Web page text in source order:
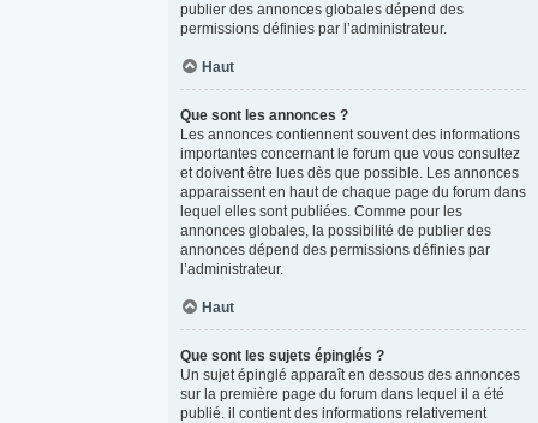
publier des annonces globales dépend des
permissions définies par l’administrateur.
Haut
Que sont les annonces ?
Les annonces contiennent souvent des informations
importantes concernant le forum que vous consultez
et doivent être lues dès que possible. Les annonces
apparaissent en haut de chaque page du forum dans
lequel elles sont publiées. Comme pour les
annonces globales, la possibilité de publier des
annonces dépend des permissions définies par
l’administrateur.
Haut
Que sont les sujets épinglés ?
Un sujet épinglé apparaît en dessous des annonces
sur la première page du forum dans lequel il a été
publié. il contient des informations relativement